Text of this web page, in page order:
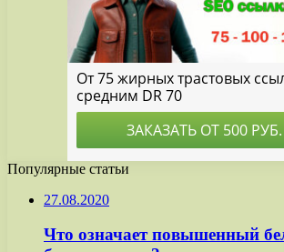
Популярные статьи
27.08.2020
Что означает повышенный